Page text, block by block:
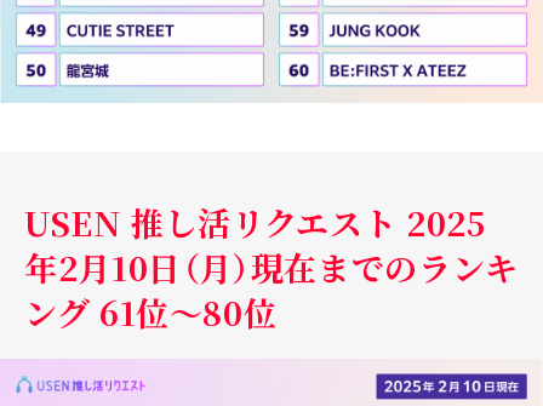
USEN 推し活リクエスト 2025
年2月10日（月）現在までのランキ
ング 61位～80位